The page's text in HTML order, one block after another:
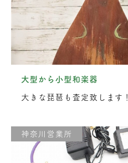
大型から小型和楽器
大きな琵琶も査定致します！
神奈川営業所